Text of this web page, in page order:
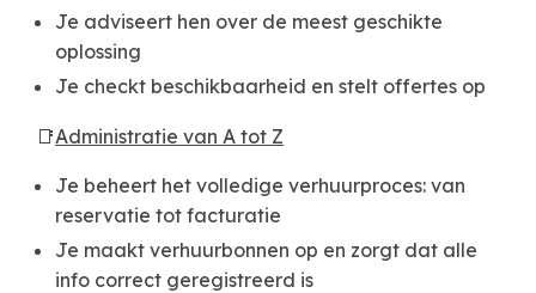
Je adviseert hen over de meest geschikte
oplossing
Je checkt beschikbaarheid en stelt offertes op
📑Administratie van A tot Z
Je beheert het volledige verhuurproces: van
reservatie tot facturatie
Je maakt verhuurbonnen op en zorgt dat alle
info correct geregistreerd is